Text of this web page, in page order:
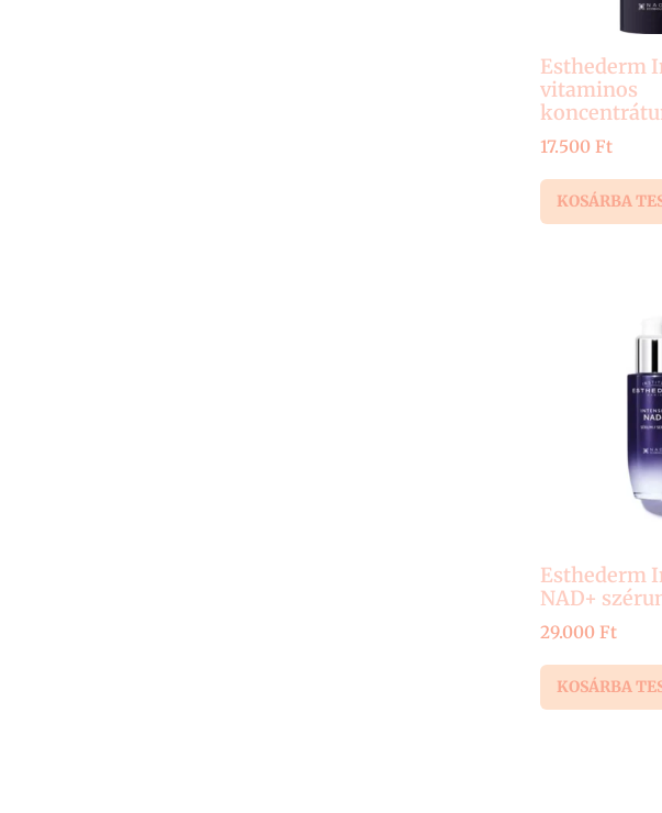
Esthederm
vitaminos
17.500 Ft
KOSÁRBA
Esthederm
NAD+
29.000 Ft
KOSÁRBA